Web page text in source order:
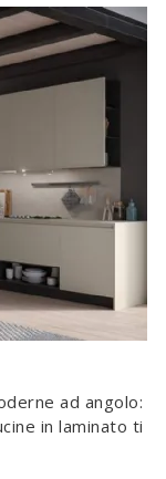
ad angolo:
in laminato ti